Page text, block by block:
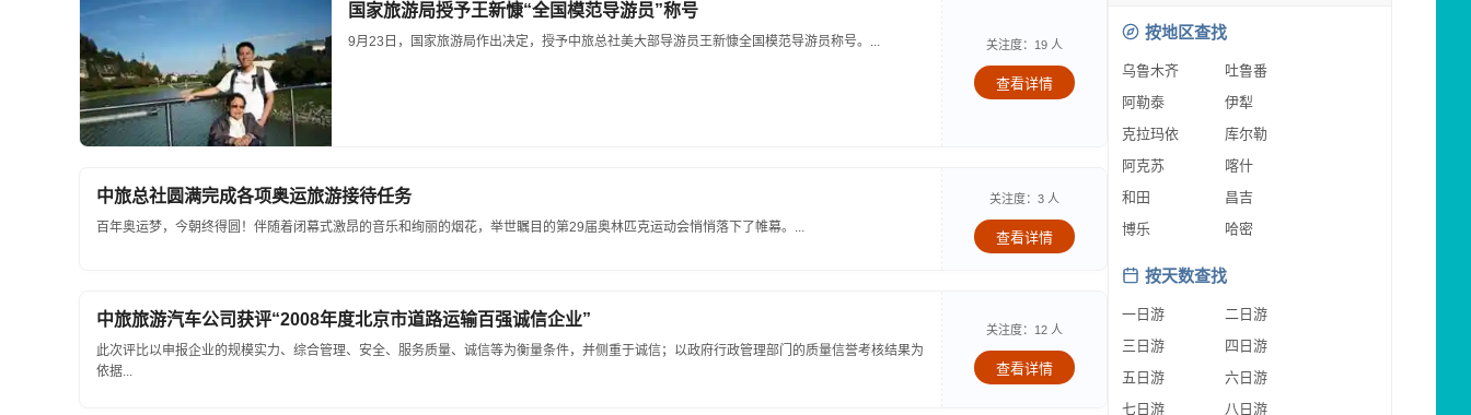
国家旅游局授予王新慷“全国模范导游员”称号
9月23日，国家旅游局作出决定，授予中旅总社美大部导游员王新慷全国模范导游员称号。... 关注度：19 人
查看详情
中旅总社圆满完成各项奥运旅游接待任务
百年奥运梦，今朝终得圆！伴随着闭幕式激昂的音乐和绚丽的烟花，举世瞩目的第29届奥林匹克运动会悄悄落下了帷幕。...
关注度：3 人
查看详情
中旅旅游汽车公司获评“2008年度北京市道路运输百强诚信企业”
此次评比以申报企业的规模实力、综合管理、安全、服务质量、诚信等为衡量条件，并侧重于诚信；以政府行政管理部门的质量信誉考核结果为
依据...
关注度：12 人
查看详情
按地区查找
乌鲁木齐
吐鲁番
阿勒泰
伊犁
克拉玛依
库尔勒
阿克苏
喀什
和田
昌吉
博乐
哈密
按天数查找
一日游
二日游
三日游
四日游
五日游
六日游
七日游
八日游